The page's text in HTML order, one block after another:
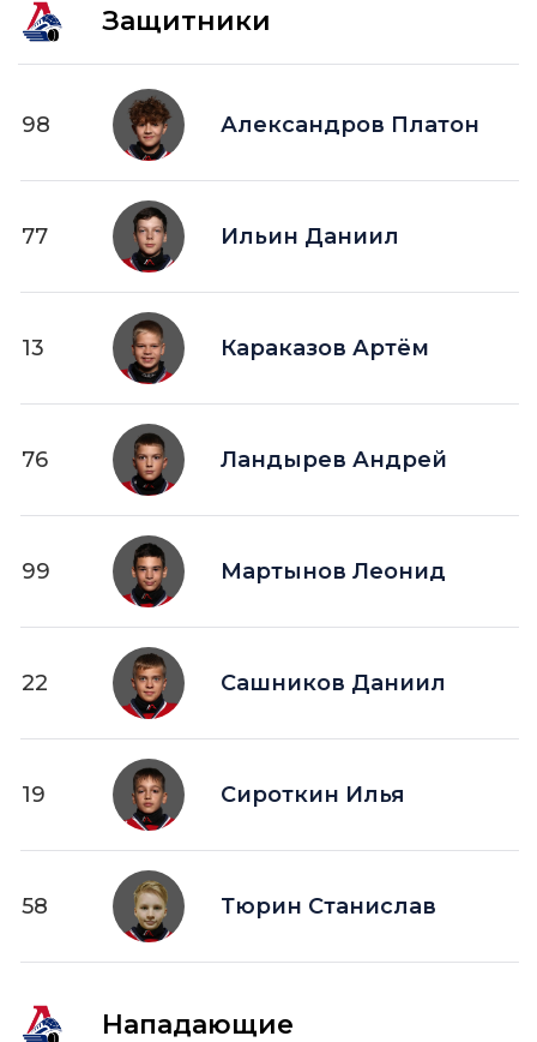
Защитники
98 Александров Платон
77 Ильин Даниил
13 Караказов Артём
76 Ландырев Андрей
99 Мартынов Леонид
22 Сашников Даниил
19 Сироткин Илья
58 Тюрин Станислав
Нападающие